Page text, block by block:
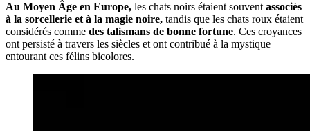
Au Moyen Âge en Europe, les chats noirs étaient souventassociés
à la sorcellerie et à la magie noire, tandis que les chats roux étaient
considérés comme des talismans de bonne fortune. Ces croyances
ont persisté à travers les siècles et ont contribué à la mystique
entourant ces félins bicolores.